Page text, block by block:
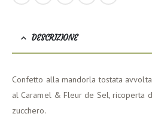
DESCRIZIONE
Confetto alla mandorla tostata
al Caramel & Fleur de Sel, ricoperta
zucchero.